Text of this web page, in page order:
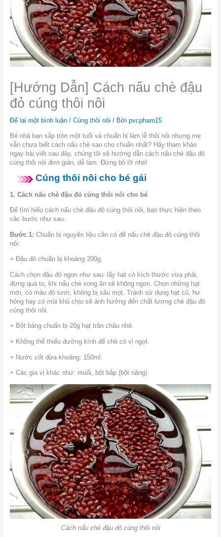
[Hướng Dẫn] Cách nấu chè đậu
đỏ cúng thôi nôi
Để lại một bình luận / Cúng thôi nôi / Bởi pvcpham15
Bé nhà bạn sắp tròn một tuổi và chuẩn bị làm lễ thôi nôi nhưng mẹ
vẫn chưa biết cách nấu chè sao cho chuẩn nhất? Hãy tham khảo
ngay bài viết sau đây, chúng tôi sẽ hướng dẫn cách nấu chè đậu đỏ
cúng thôi nôi đơn giản, dễ làm. Đừng bỏ lỡ nhé!
Cúng thôi nôi cho bé gái
1. Cách nấu chè đậu đỏ cúng thôi nôi cho bé
Để tìm hiểu cách nấu chè đậu đỏ cúng thôi nôi, bạn thực hiện theo
các bước như sau:
Bước 1: Chuẩn bị nguyên liệu cần có để nấu chè đậu đỏ cúng thôi
nôi:
+ Đậu đỏ chuẩn bị khoảng 200g.
Cách chọn đậu đỏ ngon như sau: lấy hạt có kích thước vừa phải,
đừng quá to, khi nấu chè xong ăn sẽ không ngon. Chọn những hạt
mới, có màu đỏ tươi, không bị sâu mọt. Tránh sử dụng hạt cũ, hư
hỏng hay có mùi khó chịu sẽ ảnh hưởng đến chất lượng chè đậu đỏ
cúng thôi nôi.
+ Bột báng chuẩn bị 20g hạt trân châu nhỏ.
+ Không thể thiếu đường kính để chè có vị ngọt.
+ Nước cốt dừa khoảng: 150ml.
+ Các gia vị khác như: muối, bột bắp (bột năng).
Cách nấu chè đậu đỏ cúng thôi nôi